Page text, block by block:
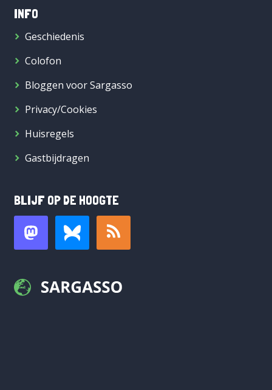
INFO
Geschiedenis
Colofon
Bloggen voor Sargasso
Privacy/Cookies
Huisregels
Gastbijdragen
BLIJF OP DE HOOGTE